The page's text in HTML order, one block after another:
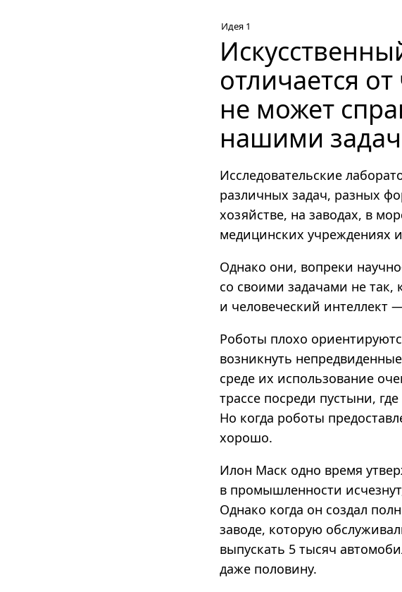
Идея 1
отличается
не может
нашими
Исследовательские
различных задач, разных
хозяйстве, на заводах, в
медицинских учреждениях
Однако они, вопреки
со своими задачами не так,
и человеческий интеллект
Роботы плохо
возникнуть
среде их использование
трассе посреди пустыни,
Но когда роботы
хорошо.
Илон Маск одно время
в промышленности
Однако когда он создал
заводе, которую
выпускать 5 тысяч
даже половину.